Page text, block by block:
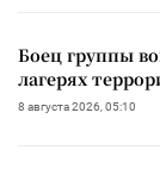
Боец группы
лагерях
8 августа 2026, 05:10